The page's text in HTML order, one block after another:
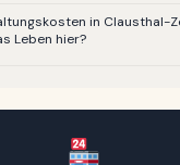
in Clausthal-
Leben hier?